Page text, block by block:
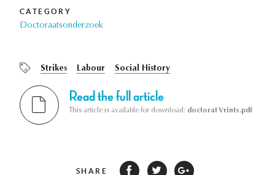
CATEGORY
Doctoraatsonderzoek
Strikes Labour Social History
Read the full article
This article is available for download: doctorat Vrints.pdf
SHARE